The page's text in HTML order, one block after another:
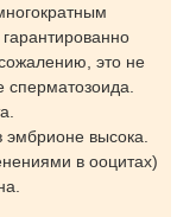
это не
сперматозоида.
эмбрионе высока.
в ооцитах)